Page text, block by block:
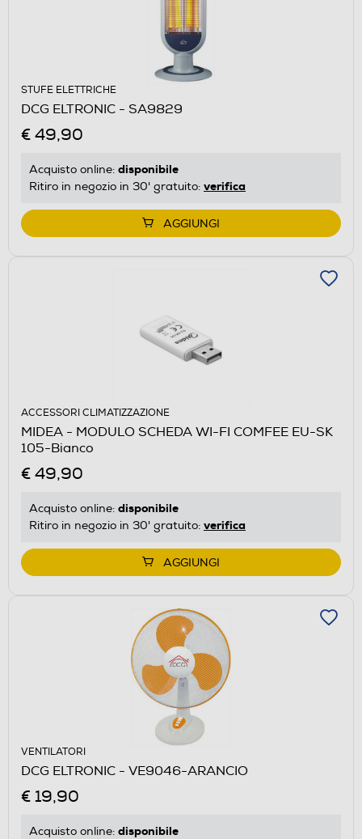
STUFE ELETTRICHE
DCG ELTRONIC - SA9829
€ 49,90
Acquisto online: disponibile
Ritiro in negozio in 30' gratuito: verifica
AGGIUNGI
ACCESSORI CLIMATIZZAZIONE
MIDEA - MODULO SCHEDA WI-FI COMFEE EU-SK
105-Bianco
€ 49,90
Acquisto online: disponibile
Ritiro in negozio in 30' gratuito: verifica
AGGIUNGI
VENTILATORI
DCG ELTRONIC - VE9046-ARANCIO
€ 19,90
Acquisto online: disponibile